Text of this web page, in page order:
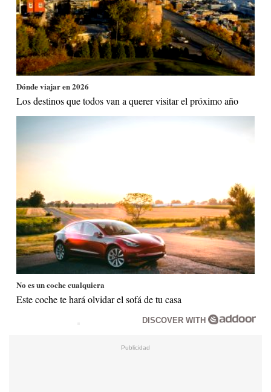
Dónde viajar en 2026
Los destinos que todos van a querer visitar el próximo año
No es un coche cualquiera
Este coche te hará olvidar el sofá de tu casa
DISCOVER WITH